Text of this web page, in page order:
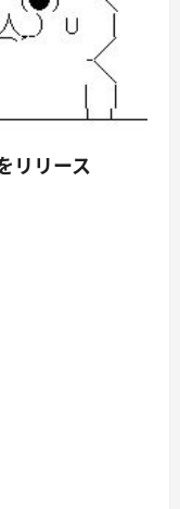
リリース